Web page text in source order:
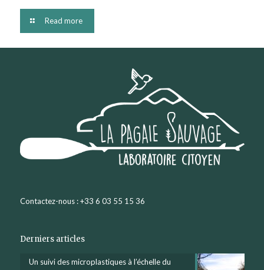
Read more
Contactez-nous : +33 6 03 55 15 36
Derniers articles
Un suivi des microplastiques à l’échelle du